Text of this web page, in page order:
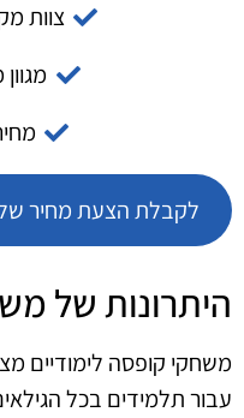
צוות
לקבלת הצעת מחיר
היתרונות של
משחקי קופסה לימודיים
עבור תלמידים בכל